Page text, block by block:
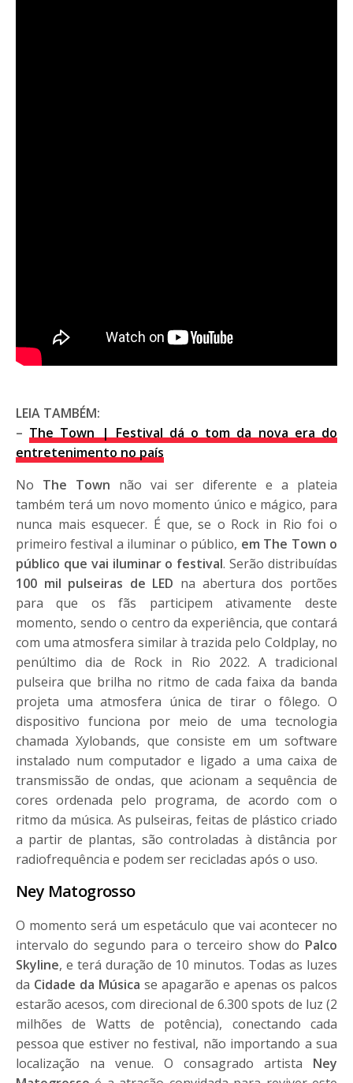
LEIA TAMBÉM:
– The Town | Festival dá o tom da nova era do
entretenimento no país
No The Town não vai ser diferente e a plateia
também terá um novo momento único e mágico, para
nunca mais esquecer. É que, se o Rock in Rio foi o
primeiro festival a iluminar o público, em The Town o
público que vai iluminar o festival. Serão distribuídas
100 mil pulseiras de LED na abertura dos portões
para que os fãs participem ativamente deste
momento, sendo o centro da experiência, que contará
com uma atmosfera similar à trazida pelo Coldplay, no
penúltimo dia de Rock in Rio 2022. A tradicional
pulseira que brilha no ritmo de cada faixa da banda
projeta uma atmosfera única de tirar o fôlego. O
dispositivo funciona por meio de uma tecnologia
chamada Xylobands, que consiste em um software
instalado num computador e ligado a uma caixa de
transmissão de ondas, que acionam a sequência de
cores ordenada pelo programa, de acordo com o
ritmo da música. As pulseiras, feitas de plástico criado
a partir de plantas, são controladas à distância por
radiofrequência e podem ser recicladas após o uso.
Ney Matogrosso
O momento será um espetáculo que vai acontecer no
intervalo do segundo para o terceiro show do Palco
Skyline, e terá duração de 10 minutos. Todas as luzes
da Cidade da Música se apagarão e apenas os palcos
estarão acesos, com direcional de 6.300 spots de luz (2
milhões de Watts de potência), conectando cada
pessoa que estiver no festival, não importando a sua
localização na venue. O consagrado artista Ney